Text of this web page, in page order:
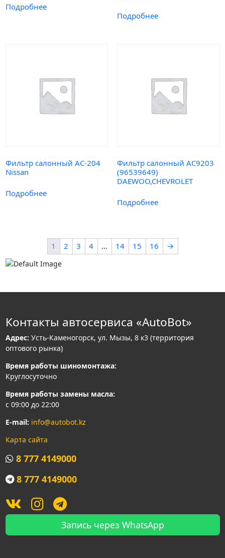
Подробнее
Подробнее
Фильтр салонный AC-204
Nissan
Подробнее
Фильтр салонный AC9203
(96539649)
DAEWOO,CHEVROLET
Подробнее
1 2 3 4 … 14 15 16 →
Контакты автосервиса «AutoBot»
Адрес: Усть-Каменогорск, ул. Мызы, 8 к3 (территория
оптового рынка)
Время работы шиномонтажа:
Круглосуточно
Время работы замены масла:
с 09:00 до 22:00
E-mail: info@autobot.kz
Карта сайта
8 777 4149000
8 777 4149000
Запись через WhatsApp